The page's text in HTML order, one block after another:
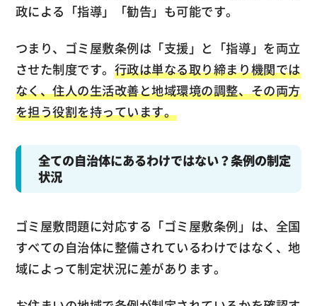
政による「指導」「勧告」も可能です。
つまり、ゴミ屋敷条例は「支援」と「指導」を両立
させた制度です。 行政は単なる取り締まり機関では
なく、住人の生活改善と地域環境の調整、その両方
を担う役割を持っています。
全ての自治体にあるわけではない？条例の制定
状況
ゴミ屋敷問題に対応する「ゴミ屋敷条例」は、全国
すべての自治体に整備されているわけではなく、地
域によって制定状況に差があります。